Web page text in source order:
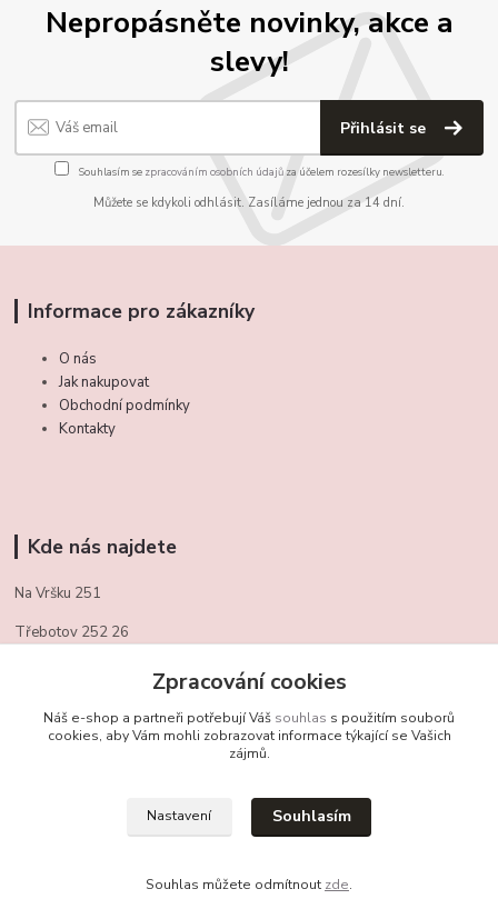
Nepropásněte novinky, akce a
slevy!
Přihlásit se
Souhlasím se zpracováním osobních údajůza účelem rozesílky newsletteru.
Můžete se kdykoli odhlásit. Zasíláme jednou za 14 dní.
Informace pro zákazníky
O nás
Jak nakupovat
Obchodní podmínky
Kontakty
Kde nás najdete
Na Vršku 251
Třebotov 252 26
obchudekuradky@gmail.com
+420 721 459 949
Zpracování cookies
Náš e-shop a partneři potřebují Váš souhlas s použitím souborů
cookies, aby Vám mohli zobrazovat informace týkající se Vašich
zájmů.
Nastavení Souhlasím
Souhlas můžete odmítnout zde.